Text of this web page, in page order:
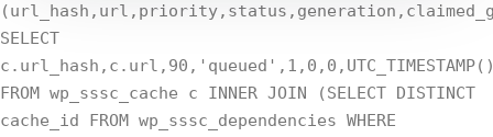
SELECT
FROM wp_sssc_cache c INNER JOIN (SELECT DISTINCT
cache_id FROM wp_sssc_dependencies WHERE